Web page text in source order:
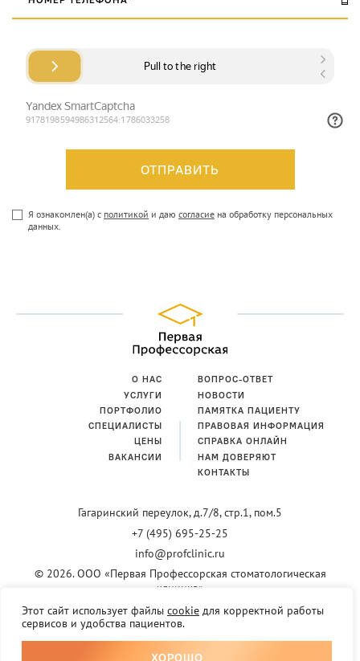
Этот сайт использует файлы cookie для корректной работы
сервисов и удобства пациентов.
ХОРОШО
Я ознакомлен(а) с политикой и даю согласие на обработку персональных
данных.
О НАС
УСЛУГИ
ПОРТФОЛИО
СПЕЦИАЛИСТЫ
ЦЕНЫ
ВАКАНСИИ
ВОПРОС-ОТВЕТ
НОВОСТИ
ПАМЯТКА ПАЦИЕНТУ
ПРАВОВАЯ ИНФОРМАЦИЯ
СПРАВКА ОНЛАЙН
НАМ ДОВЕРЯЮТ
КОНТАКТЫ
Гагаринский переулок,д.7/8, стр.1, пом.5
+7 (495) 695-25-25
info@profclinic.ru
© 2026. ООО «Первая Профессорская стоматологическая
клиника»
Информация, размещенная на сайте, не является публичной офертой.
Актуальную информацию о ценах, акциях и предложениях уточняйте у
администраторов Клиники